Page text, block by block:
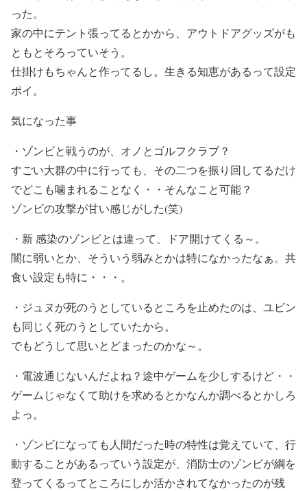
った。
家の中にテント張ってるとかから、アウトドアグッズがも
ともとそろっていそう。
仕掛けもちゃんと作ってるし。生きる知恵があるって設定
ポイ。
気になった事
・ゾンビと戦うのが、オノとゴルフクラブ？
すごい大群の中に行っても、その二つを振り回してるだけ
でどこも噛まれることなく・・そんなこと可能？
ゾンビの攻撃が甘い感じがした(笑)
・新 感染のゾンビとは違って、ドア開けてくる～。
闇に弱いとか、そういう弱みとかは特になかったなぁ。共
食い設定も特に・・・。
・ジュヌが死のうとしているところを止めたのは、ユビン
も同じく死のうとしていたから。
でもどうして思いとどまったのかな～。
・電波通じないんだよね？途中ゲームを少しするけど・・
ゲームじゃなくて助けを求めるとかなんか調べるとかしろ
よっ。
・ゾンビになっても人間だった時の特性は覚えていて、行
動することがあるっていう設定が、消防士のゾンビが綱を
登ってくるってところにしか活かされてなかったのが残